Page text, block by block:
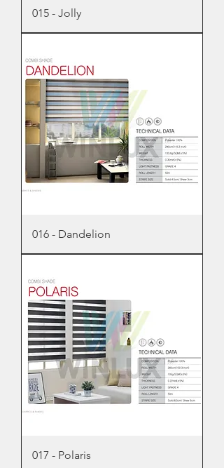
015 - Jolly
016 - Dandelion
017 - Polaris